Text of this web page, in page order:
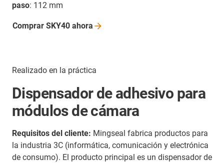
paso: 112 mm
Comprar SKY40 ahora
Realizado en la práctica
Dispensador de adhesivo para
módulos de cámara
Requisitos del cliente: Mingseal fabrica productos para
la industria 3C (informática, comunicación y electrónica
de consumo). El producto principal es un dispensador de